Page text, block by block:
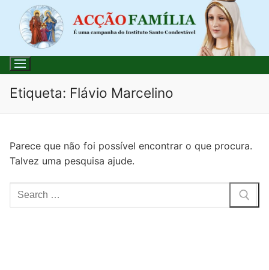
para
conteúdo
por:
Etiqueta: Flávio Marcelino
Parece que não foi possível encontrar o que procura.
Talvez uma pesquisa ajude.
Pesquisar